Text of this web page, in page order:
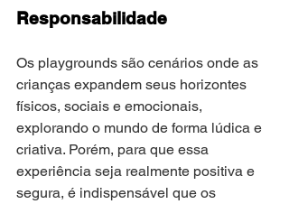
Responsabilidade
Os playgrounds são cenários onde as
crianças expandem seus horizontes
físicos, sociais e emocionais,
explorando o mundo de forma lúdica e
criativa. Porém, para que essa
experiência seja realmente positiva e
segura, é indispensável que os